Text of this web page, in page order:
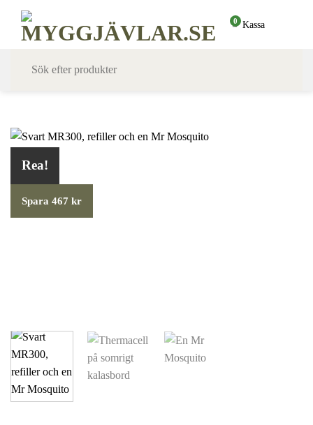
content
Kassa
0
Rea!
Spara 467 kr